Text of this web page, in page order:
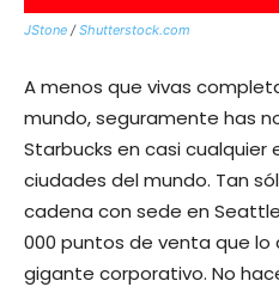
JStone /Shutterstock.com
A menos que vivas
mundo, seguramente has
Starbucks en casi cualquier
ciudades del mundo. Tan
cadena con sede en
000 puntos de venta que
gigante corporativo. No